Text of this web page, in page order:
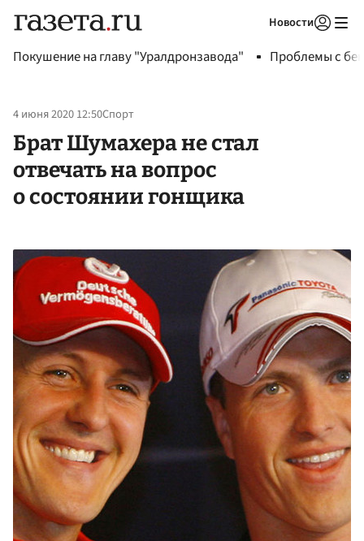
Новости
Покушение на главу "Уралдронзавода" Проблемы с
4 июня 2020 12:50Спорт
Брат Шумахера не стал
отвечать на вопрос
о состоянии гонщика